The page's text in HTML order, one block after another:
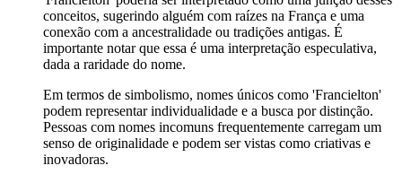
conceitos, sugerindo alguém com raízes na França e uma
conexão com a ancestralidade ou tradições antigas. É
importante notar que essa é uma interpretação especulativa,
dada a raridade do nome.
Em termos de simbolismo, nomes únicos como 'Francielton'
podem representar individualidade e a busca por distinção.
Pessoas com nomes incomuns frequentemente carregam um
senso de originalidade e podem ser vistas como criativas e
inovadoras.